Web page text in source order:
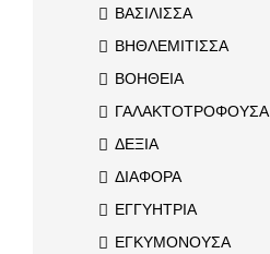
ΒΑΣΙΛΙΣΣΑ
ΒΗΘΛΕΜΙΤΙΣΣΑ
ΒΟΗΘΕΙΑ
ΓΑΛΑΚΤΟΤΡΟΦΟΥΣΑ
ΔΕΞΙΑ
ΔΙΑΦΟΡΑ
ΕΓΓΥΗΤΡΙΑ
ΕΓΚΥΜΟΝΟΥΣΑ